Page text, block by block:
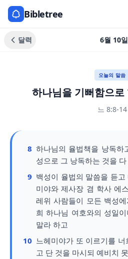
Bibletree
달력 6월 10일
오늘의 말씀
하나님을 기뻐함으
느 8:8-14
8 하나님의 율법책을 낭독하
성으로 그 낭독하는 것을
9 백성이 율법의 말씀을 듣
미야와 제사장 겸 학사 에
레위 사람들이 모든 백성
희 하나님 여호와의 성일
말라 하고
10 느헤미야가 또 이르기를
고 단 것을 마시되 예비치